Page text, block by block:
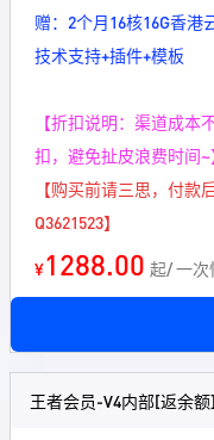
赠：2个月16核16G香港
技术支持+插件+模板
【折扣说明：渠道成
扣，避免扯皮浪费时间~
【购买前请三思，付
Q3621523】
¥1288.00 起/ 一次
王者会员-V4内部[返余额]